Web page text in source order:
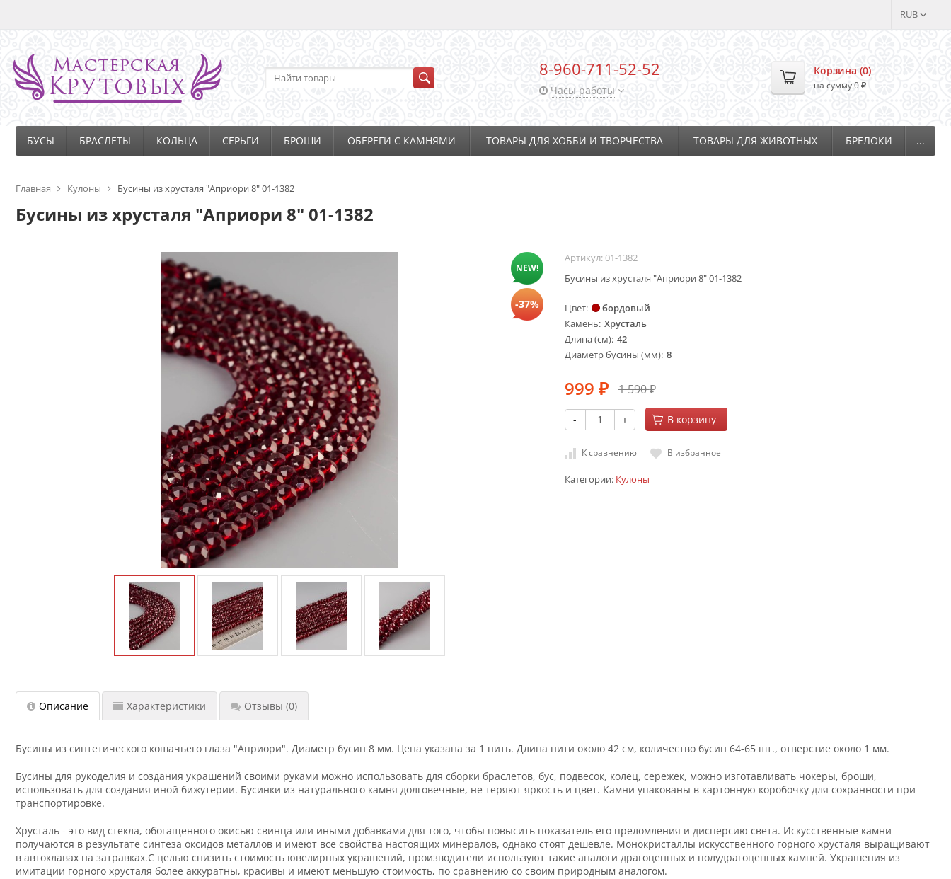
RUB
8-960-711-52-52
Часы работы
Корзина (0)
на сумму0 ₽
БУСЫ БРАСЛЕТЫ КОЛЬЦА СЕРЬГИ БРОШИ ОБЕРЕГИ С КАМНЯМИ ТОВАРЫ ДЛЯ ХОББИ И ТВОРЧЕСТВА ТОВАРЫ ДЛЯ ЖИВОТНЫХ БРЕЛОКИ ...
Главная Кулоны Бусины из хрусталя "Априори 8" 01-1382
Бусины из хрусталя "Априори 8" 01-1382
NEW!
-37%
Артикул:01-1382
Бусины из хрусталя "Априори 8" 01-1382
Цвет
бордовый
Камень Хрусталь
Длина (см) 42
Диаметр бусины (мм) 8
999 ₽ 1 590₽
- + В корзину
К сравнению В избранное
Категории: Кулоны
Описание Характеристики Отзывы (0)
Бусины из синтетического кошачьего глаза "Априори". Диаметр бусин 8 мм. Цена указана за 1 нить. Длина нити около 42 см, количество бусин 64-65 шт., отверстие около 1 мм.
Бусины для рукоделия и создания украшений своими руками можно использовать для сборки браслетов, бус, подвесок, колец, сережек, можно изготавливать чокеры, броши,
использовать для создания иной бижутерии. Бусинки из натурального камня долговечные, не теряют яркость и цвет. Камни упакованы в картонную коробочку для сохранности при
транспортировке.
Хрусталь - это вид стекла, обогащенного окисью свинца или иными добавками для того, чтобы повысить показатель его преломления и дисперсию света. Искусственные камни
получаются в результате синтеза оксидов металлов и имеют все свойства настоящих минералов, однако стоят дешевле. Монокристаллы искусственного горного хрусталя выращивают
в автоклавах на затравках.С целью снизить стоимость ювелирных украшений, производители используют такие аналоги драгоценных и полудрагоценных камней. Украшения из
имитации горного хрусталя более аккуратны, красивы и имеют меньшую стоимость, по сравнению со своим природным аналогом.